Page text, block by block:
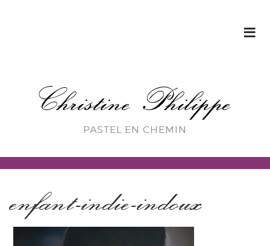
Christine Philippe
PASTEL EN CHEMIN
enfant-indie-indoux